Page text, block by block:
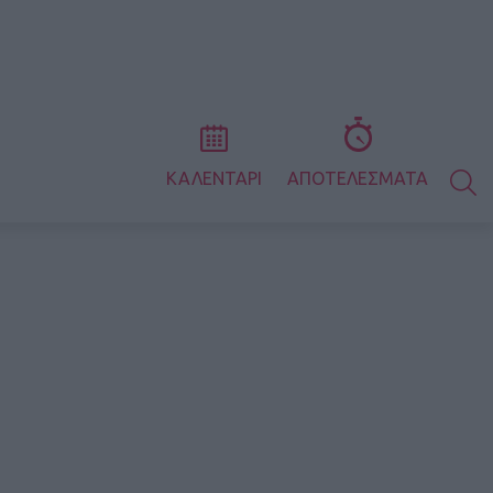
ΚΑΛΕΝΤΑΡΙ ΑΠΟΤΕΛΕΣΜΑΤΑ